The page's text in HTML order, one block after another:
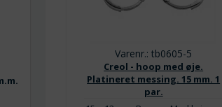
Varenr.: tb0605-5
Creol - hoop med øje.
Platineret messing. 15 mm. 1
par.